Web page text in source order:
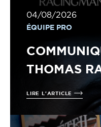
04/08/2026
ÉQUIPE PRO
THOMAS
LIRE L'ARTICLE